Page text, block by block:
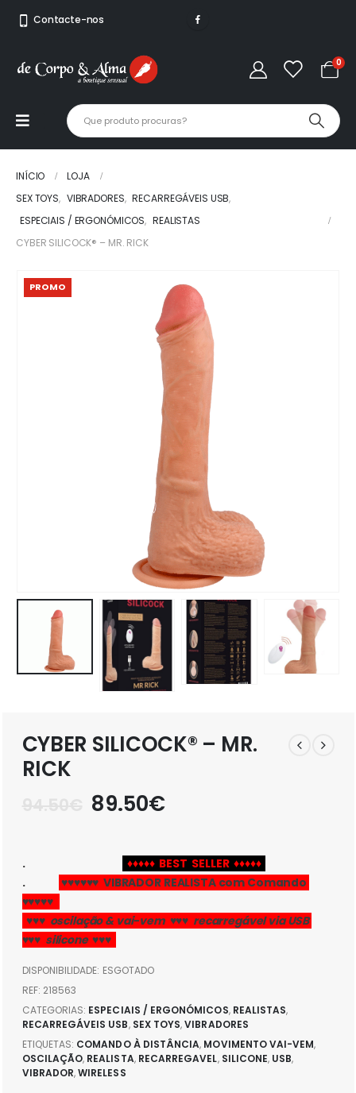
Contacte-nos
0
INÍCIO
LOJA
SEX TOYS, VIBRADORES, RECARREGÁVEIS USB,
ESPECIAIS / ERGONÓMICOS, REALISTAS
CYBER SILICOCK® – MR. RICK
PROMO
CYBER SILICOCK® – MR.
RICK
O
era:
94.50€.
89.50€O
é:
89.50€.
.
♦♦♦♦♦ BEST SELLER ♦♦♦♦♦
.
♥♥♥♥♥♥ VIBRADOR REALISTA com Comando
♥♥♥♥♥
♥♥♥ oscilação & vai-vem ♥♥♥ recarregável via USB
♥♥♥ silicone ♥♥♥
DISPONIBILIDADE: ESGOTADO
REF: 218563
CATEGORIAS: ESPECIAIS / ERGONÓMICOS, REALISTAS,
RECARREGÁVEIS USB, SEX TOYS,VIBRADORES
ETIQUETAS: COMANDO À DISTÂNCIA, MOVIMENTO VAI-VEM,
OSCILAÇÃO, REALISTA, RECARREGAVEL, SILICONE, USB,
VIBRADOR,WIRELESS